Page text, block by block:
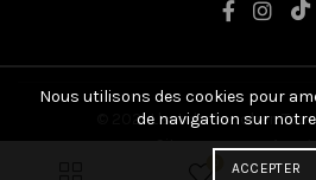
© 2021 L'art du Boucher.
Site conçu par
Nous utilisons des cookies pour
de navigation sur
ACCEPTER